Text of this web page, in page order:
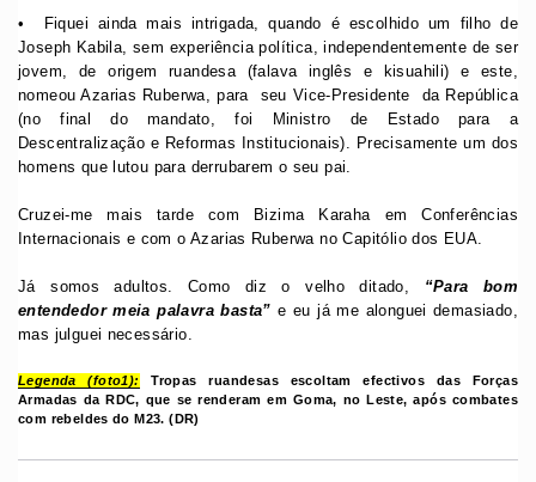
•⁠ ⁠Fiquei ainda mais intrigada, quando é escolhido um filho de
Joseph Kabila, sem experiência política, independentemente de ser
jovem, de origem ruandesa (falava inglês e kisuahili) e este,
nomeou Azarias Ruberwa, para seu Vice-Presidente da República
(no final do mandato, foi Ministro de Estado para a
Descentralização e Reformas Institucionais). Precisamente um dos
homens que lutou para derrubarem o seu pai.
Cruzei-me mais tarde com Bizima Karaha em Conferências
Internacionais e com o Azarias Ruberwa no Capitólio dos EUA.
Já somos adultos. Como diz o velho ditado, “Para bom
entendedor meia palavra basta” e eu já me alonguei demasiado,
mas julguei necessário.
Legenda (foto1):
Tropas ruandesas escoltam efectivos das Forças
Armadas da RDC, que se renderam em Goma, no Leste, após combates
com rebeldes do M23. (DR)